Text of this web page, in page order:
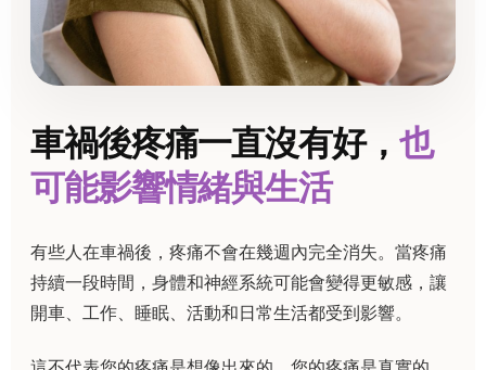
車禍後疼痛一直沒有好， 也
可能影響情緒與生活
有些人在車禍後，疼痛不會在幾週內完全消失。當疼痛
持續一段時間，身體和神經系統可能會變得更敏感，讓
開車、工作、睡眠、活動和日常生活都受到影響。